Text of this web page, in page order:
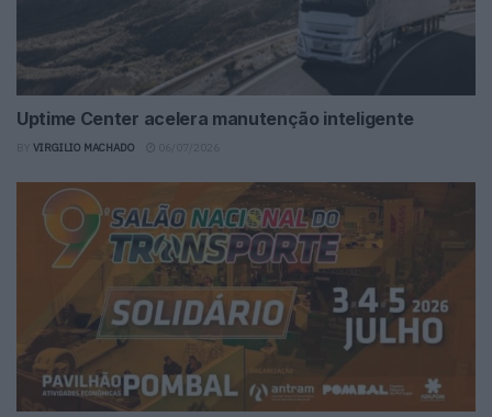
Uptime Center acelera manutenção inteligente
VIRGILIO MACHADO